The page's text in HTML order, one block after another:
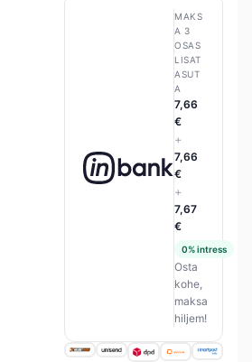
MAKS
A 3
OSAS
LISAT
ASUT
A
7,66
€
+
7,66
€
+
7,67
€
0% intress
Osta
kohe,
maksa
hiljem!